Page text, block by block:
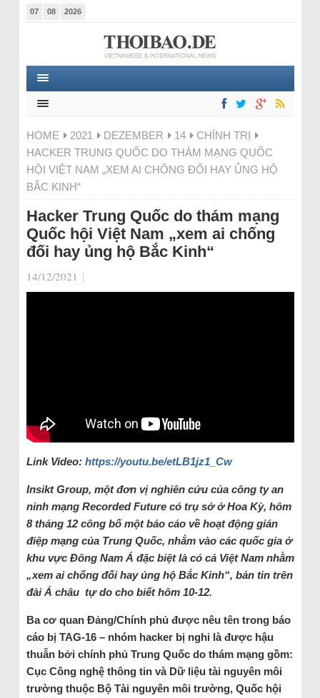
07 08 2026
HOME 2021 DEZEMBER 14
CHÍNH TRỊ
HACKER TRUNG QUỐC DO THÁM MẠNG QUỐC
HỘI VIỆT NAM „XEM AI CHỐNG ĐỐI HAY ỦNG HỘ
BẮC KINH“
Hacker Trung Quốc do thám mạng
Quốc hội Việt Nam „xem ai chống
đối hay ủng hộ Bắc Kinh“
14/12/2021 |
Link Video: https://youtu.be/etLB1jz1_Cw
Insikt Group, một đơn vị nghiên cứu của công ty an
ninh mạng Recorded Future có trụ sở ở Hoa Kỳ, hôm
8 tháng 12 công bố một báo cáo về hoạt động gián
điệp mạng của Trung Quốc, nhắm vào các quốc gia ở
khu vực Đông Nam Á đặc biệt là có cả Việt Nam nhằm
„xem ai chống đối hay ủng hộ Bắc Kinh“, bản tin trên
đài Á châu tự do cho biết hôm 10-12.
Ba cơ quan Đảng/Chính phủ được nêu tên trong báo
cáo bị TAG-16 – nhóm hacker bị nghi là được hậu
thuẫn bởi chính phủ Trung Quốc do thám mạng gồm:
Cục Công nghệ thông tin và Dữ liệu tài nguyên môi
trường thuộc Bộ Tài nguyên môi trường, Quốc hội